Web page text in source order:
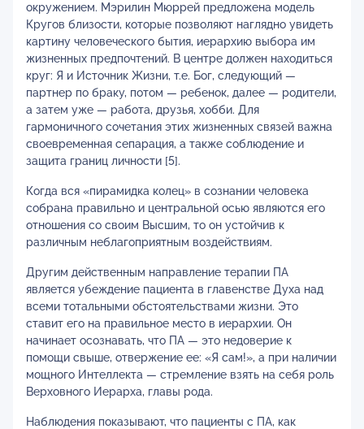
окружением. Мэрилин Мюррей предложена модель
Кругов близости, которые позволяют наглядно увидеть
картину человеческого бытия, иерархию выбора им
жизненных предпочтений. В центре должен находиться
круг: Я и Источник Жизни, т.е. Бог, следующий —
партнер по браку, потом — ребенок, далее — родители,
а затем уже — работа, друзья, хобби. Для
гармоничного сочетания этих жизненных связей важна
своевременная сепарация, а также соблюдение и
защита границ личности [5].
Когда вся «пирамидка колец» в сознании человека
собрана правильно и центральной осью являются его
отношения со своим Высшим, то он устойчив к
различным неблагоприятным воздействиям.
Другим действенным направление терапии ПА
является убеждение пациента в главенстве Духа над
всеми тотальными обстоятельствами жизни. Это
ставит его на правильное место в иерархии. Он
начинает осознавать, что ПА — это недоверие к
помощи свыше, отвержение ее: «Я сам!», а при наличии
мощного Интеллекта — стремление взять на себя роль
Верховного Иерарха, главы рода.
Наблюдения показывают, что пациенты с ПА, как